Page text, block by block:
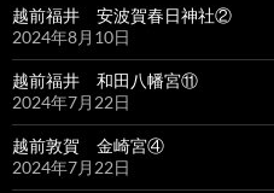
越前福井 安波賀春日神社②
2024年8月10日
越前福井 和田八幡宮⑪
2024年7月22日
越前敦賀 金崎宮④
2024年7月22日